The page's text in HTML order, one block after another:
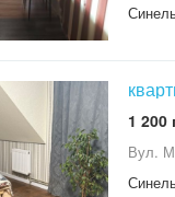
1 200
Вул.